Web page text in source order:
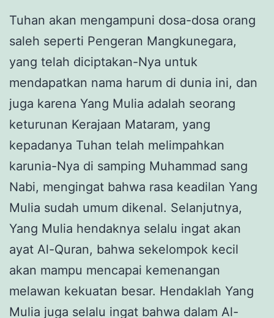
Tuhan akan mengampuni dosa-dosa orang
saleh seperti Pengeran Mangkunegara,
yang telah diciptakan-Nya untuk
mendapatkan nama harum di dunia ini, dan
juga karena Yang Mulia adalah seorang
keturunan Kerajaan Mataram, yang
kepadanya Tuhan telah melimpahkan
karunia-Nya di samping Muhammad sang
Nabi, mengingat bahwa rasa keadilan Yang
Mulia sudah umum dikenal. Selanjutnya,
Yang Mulia hendaknya selalu ingat akan
ayat Al-Quran, bahwa sekelompok kecil
akan mampu mencapai kemenangan
melawan kekuatan besar. Hendaklah Yang
Mulia juga selalu ingat bahwa dalam Al-